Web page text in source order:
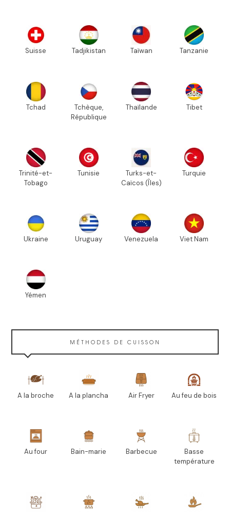
Suisse Tadjikistan Taïwan Tanzanie
Tchad
Tchèque,
République
Thaïlande Tibet
Trinité-et-
Tobago
Tunisie
Turks-et-
Caïcos (Îles)
Turquie
Ukraine Uruguay Venezuela Viet Nam
Yémen
MÉTHODES DE CUISSON
A la broche A la plancha Air Fryer Au feu de bois
Au four Bain-marie Barbecue
Basse
température